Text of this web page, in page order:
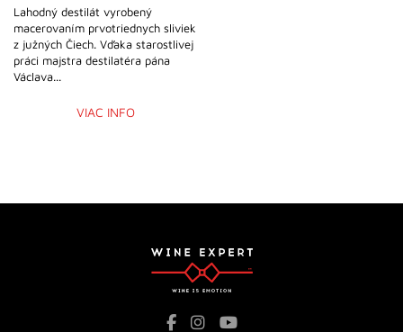
Lahodný destilát vyrobený
macerovaním prvotriednych sliviek
z južných Čiech. Vďaka starostlivej
práci majstra destilatéra pána
Václava...
VIAC INFO